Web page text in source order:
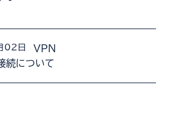
02日
VPN
続について